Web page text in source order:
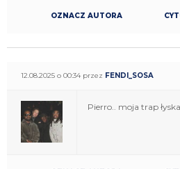
OZNACZ AUTORA
12.08.2025 o 00:34 przez FENDI_SOSA
Pierro.. moja trap